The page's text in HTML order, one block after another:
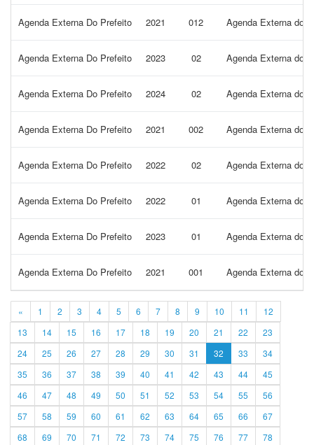
Agenda Externa Do Prefeito 2021 012 Agenda Externa do
Agenda Externa Do Prefeito 2023 02 Agenda Externa do
Agenda Externa Do Prefeito 2024 02 Agenda Externa do
Agenda Externa Do Prefeito 2021 002 Agenda Externa do
Agenda Externa Do Prefeito 2022 02 Agenda Externa do
Agenda Externa Do Prefeito 2022 01 Agenda Externa do
Agenda Externa Do Prefeito 2023 01 Agenda Externa do
Agenda Externa Do Prefeito 2021 001 Agenda Externa do
« 1 2 3 4 5 6 7 8 9 10 11
12
13
14 15 16 17 18 19 20 21 22
23
24
25 26 27 28 29 30 31 32 33
34
35
36 37 38 39 40 41 42 43 44
45
46
47 48 49 50 51 52 53 54 55
56
57
58 59 60 61 62 63 64 65 66
67
68
69 70 71 72 73 74 75 76 77 78